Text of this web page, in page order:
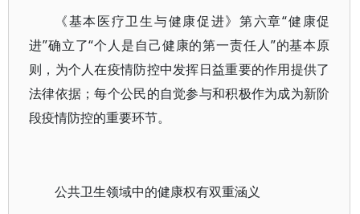
《基本医疗卫生与健康促进》第六章“健康促
进”确立了“个人是自己健康的第一责任人”的基本原
则，为个人在疫情防控中发挥日益重要的作用提供了
法律依据；每个公民的自觉参与和积极作为成为新阶
段疫情防控的重要环节。
公共卫生领域中的健康权有双重涵义